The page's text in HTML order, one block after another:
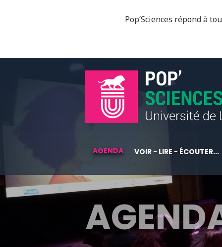
Pop’Sciences répond à
AGENDA VOIR - LIRE - ÉCOUTER...